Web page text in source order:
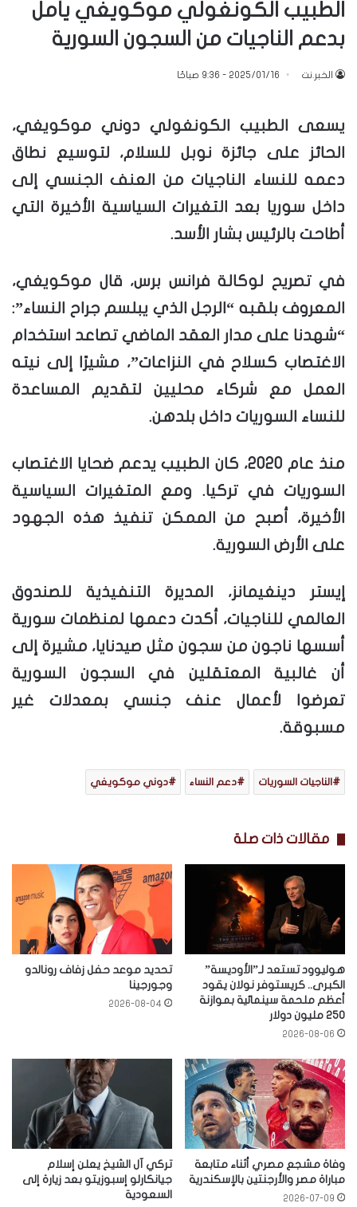
الطبيب الكونغولي موكويغي يأمل
بدعم الناجيات من السجون السورية
الخبر.نت 2025/01/16 - 9:36 صباحًا
يسعى الطبيب الكونغولي دوني موكويغي،
الحائز على جائزة نوبل للسلام، لتوسيع نطاق
دعمه للنساء الناجيات من العنف الجنسي إلى
داخل سوريا بعد التغيرات السياسية الأخيرة التي
أطاحت بالرئيس بشار الأسد.
في تصريح لوكالة فرانس برس، قال موكويغي،
المعروف بلقبه “الرجل الذي يبلسم جراح النساء”:
“شهدنا على مدار العقد الماضي تصاعد استخدام
الاغتصاب كسلاح في النزاعات”، مشيرًا إلى نيته
العمل مع شركاء محليين لتقديم المساعدة
للنساء السوريات داخل بلدهن.
منذ عام 2020، كان الطبيب يدعم ضحايا الاغتصاب
السوريات في تركيا. ومع المتغيرات السياسية
الأخيرة، أصبح من الممكن تنفيذ هذه الجهود
على الأرض السورية.
إيستر دينغيمانز، المديرة التنفيذية للصندوق
العالمي للناجيات، أكدت دعمها لمنظمات سورية
أسسها ناجون من سجون مثل صيدنايا، مشيرة إلى
أن غالبية المعتقلين في السجون السورية
تعرضوا لأعمال عنف جنسي بمعدلات غير
مسبوقة.
الناجيات السوريات دعم النساء دوني موكويغي
مقالات ذات صلة
هوليوود تستعد لـ”الأوديسة”
الكبرى.. كريستوفر نولان يقود
أعظم ملحمة سينمائية بموازنة
250 مليون دولار
2026-08-06
تحديد موعد حفل زفاف رونالدو
وجورجينا
2026-08-04
وفاة مشجع مصري أثناء متابعة
مباراة مصر والأرجنتين بالإسكندرية
2026-07-09
تركي آل الشيخ يعلن إسلام
جيانكارلو إسبوزيتو بعد زيارة إلى
السعودية